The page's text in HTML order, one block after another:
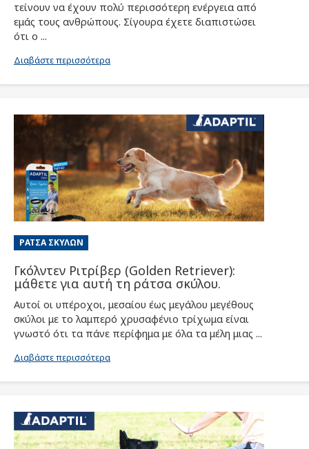
τείνουν να έχουν πολύ περισσότερη ενέργεια από
εμάς τους ανθρώπους. Σίγουρα έχετε διαπιστώσει
ότι ο ...
Διαβάστε περισσότερα
ΡΆΤΣΑ ΣΚΎΛΩΝ
Γκόλντεν Ριτρίβερ (Golden Retriever):
μάθετε για αυτή τη ράτσα σκύλου.
Αυτοί οι υπέροχοι, μεσαίου έως μεγάλου μεγέθους
σκύλοι με το λαμπερό χρυσαφένιο τρίχωμα είναι
γνωστό ότι τα πάνε περίφημα με όλα τα μέλη μιας ...
Διαβάστε περισσότερα